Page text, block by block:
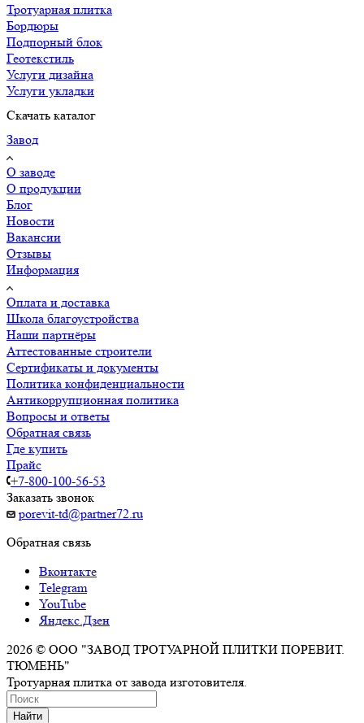
Тротуарная плитка
Бордюры
Подпорный блок
Геотекстиль
Услуги дизайна
Услуги укладки
Скачать каталог
Завод
О заводе
О продукции
Блог
Новости
Вакансии
Отзывы
Информация
Оплата и доставка
Школа благоустройства
Наши партнёры
Аттестованные строители
Сертификаты и документы
Политика конфиденциальности
Антикоррупционная политика
Вопросы и ответы
Обратная связь
Где купить
Прайс
+7-800-100-56-53
Заказать звонок
porevit-td@partner72.ru
Обратная связь
Вконтакте
Telegram
YouTube
Яндекс.Дзен
2026 © ООО "ЗАВОД ТРОТУАРНОЙ ПЛИТКИ ПОРЕВИТ.
ТЮМЕНЬ"
Тротуарная плитка от завода изготовителя.
Найти